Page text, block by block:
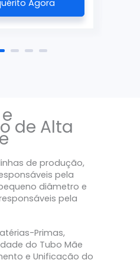
Agora
de Alta
de produção,
pela
diâmetro e
pela
Primas,
do Tubo Mãe
e Unificação do